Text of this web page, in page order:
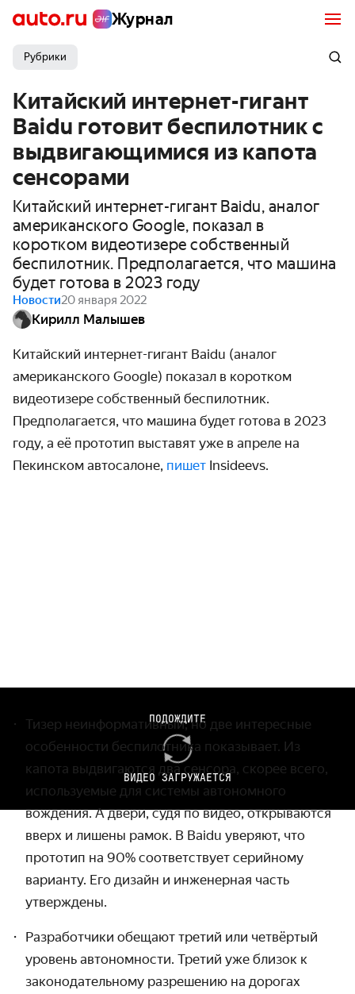
Журнал
Рубрики
Китайский интернет-гигант
Baidu готовит беспилотник с
выдвигающимися из капота
сенсорами
Китайский интернет-гигант Baidu, аналог
американского Google, показал в
коротком видеотизере собственный
беспилотник. Предполагается, что машина
будет готова в 2023 году
Новости20 января 2022
Кирилл Малышев
Китайский интернет-гигант Baidu (аналог
американского Google) показал в коротком
видеотизере собственный беспилотник.
Предполагается, что машина будет готова в 2023
году, а её прототип выставят уже в апреле на
Пекинском автосалоне, пишет Insideevs.
ПОДОЖДИТЕ
ВИДЕО ЗАГРУЖАЕТСЯ
Тизер неинформативный, но две интересные
особенности беспилотника показывает. Из
капота выдвигаются два сенсора, скорее всего,
используемые для системы автономного
вождения. А двери, судя по видео, открываются
вверх и лишены рамок. В Baidu уверяют, что
прототип на 90% соответствует серийному
варианту. Его дизайн и инженерная часть
утверждены.
Разработчики обещают третий или четвёртый
уровень автономности. Третий уже близок к
законодательному разрешению на дорогах